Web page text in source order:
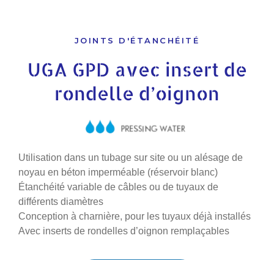
JOINTS D'ÉTANCHÉITÉ
UGA GPD avec insert de
rondelle d’oignon
Utilisation dans un tubage sur site ou un alésage de
noyau en béton imperméable (réservoir blanc)
Étanchéité variable de câbles ou de tuyaux de
différents diamètres
Conception à charnière, pour les tuyaux déjà installés
Avec inserts de rondelles d’oignon remplaçables